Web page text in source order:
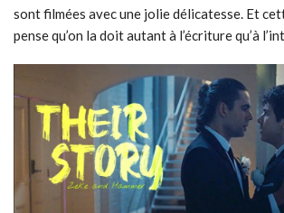
sont filmées avec une jolie délicatesse. Et
pense qu’on la doit autant à l’écriture qu’à